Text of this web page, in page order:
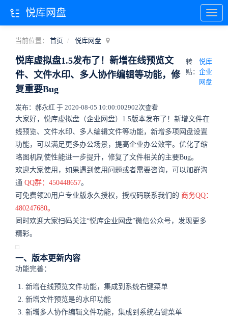
当前位置： 首页 悦库网盘
悦库虚拟盘1.5发布了！新增在线预览文
件、文件水印、多人协作编辑等功能，修
复重要Bug
转
贴：
悦库
企业
网盘
发布：郝永红 于 2020-08-05 10:00:002902次查看
大家好，悦库虚拟盘（企业网盘）1.5版本发布了！新增文件在
线预览、文件水印、多人编辑文件等功能，新增多项网盘设置
功能，可以满足更多办公场景，提高企业办公效率。优化了缩
略图机制使性能进一步提升，修复了文件相关的主要Bug。
欢迎大家使用，如果遇到使用问题或者需要咨询，可以加群沟
通 QQ群：450448657。
可免费领20用户专业版永久授权，授权码联系我们的 商务QQ：
480247680。
同时欢迎大家扫码关注“悦库企业网盘”微信公众号，发现更多
精彩。
一、版本更新内容
功能完善：
新增在线预览文件功能，集成到系统右键菜单
新增文件预览是的水印功能
新增多人协作编辑文件功能，集成到系统右键菜单
悦库网盘